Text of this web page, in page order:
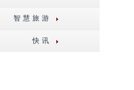
智慧旅游
快讯